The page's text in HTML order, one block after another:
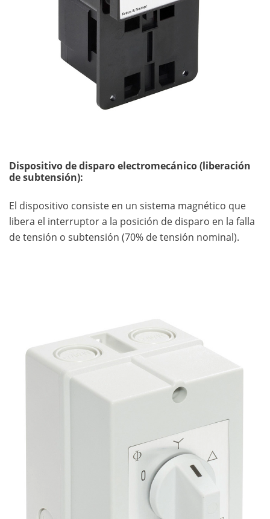
Dispositivo de disparo electromecánico (liberación
de subtensión):
El dispositivo consiste en un sistema magnético que
libera el interruptor a la posición de disparo en la falla
de tensión o subtensión (70% de tensión nominal).